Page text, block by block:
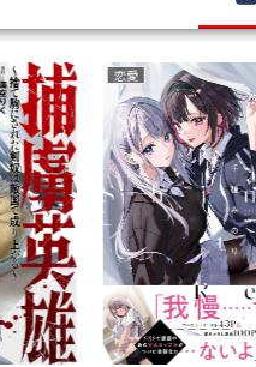
ミステリー